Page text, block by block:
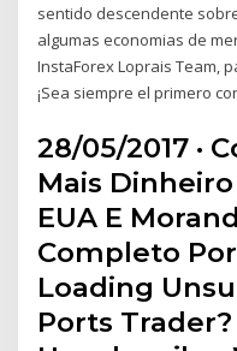
sentido descendente
algumas economias de
InstaForex Loprais Team,
¡Sea siempre el primero
28/05/2017 ·
Mais
EUA E
Completo
Loading
Ports